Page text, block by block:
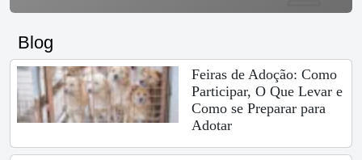
Blog
Feiras de Adoção: Como
Participar, O Que Levar e
Como se Preparar para
Adotar